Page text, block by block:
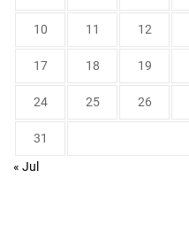
10 11 12
17 18 19
24 25 26
31
« Jul